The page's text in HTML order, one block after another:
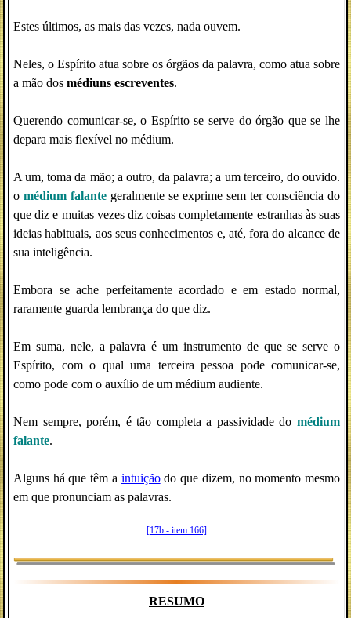
Estes últimos, as mais das vezes, nada ouvem.
Neles, o Espírito atua sobre os órgãos da palavra, como atua sobre
a mão dos médiuns escreventes.
Querendo comunicar-se, o Espírito se serve do órgão que se lhe
depara mais flexível no médium.
A um, toma da mão; a outro, da palavra; a um terceiro, do ouvido.
o médium falante geralmente se exprime sem ter consciência do
que diz e muitas vezes diz coisas completamente estranhas às suas
ideias habituais, aos seus conhecimentos e, até, fora do alcance de
sua inteligência.
Embora se ache perfeitamente acordado e em estado normal,
raramente guarda lembrança do que diz.
Em suma, nele, a palavra é um instrumento de que se serve o
Espírito, com o qual uma terceira pessoa pode comunicar-se,
como pode com o auxílio de um médium audiente.
Nem sempre, porém, é tão completa a passividade do médium
falante.
Alguns há que têm a intuiçãodo que dizem, no momento mesmo
em que pronunciam as palavras.
[17b - item 166]
RESUMO